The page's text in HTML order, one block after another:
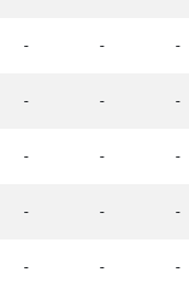
- - -
- - -
- - -
- - -
- - -